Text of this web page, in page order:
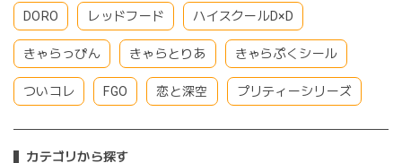
DORO レッドフード ハイスクールD×D
きゃらっぴん きゃらとりあ きゃらぷくシール
ついコレ FGO 恋と深空 プリティーシリーズ
カテゴリから探す